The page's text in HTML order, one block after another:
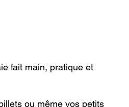
fait main, pratique et
ou même vos petits